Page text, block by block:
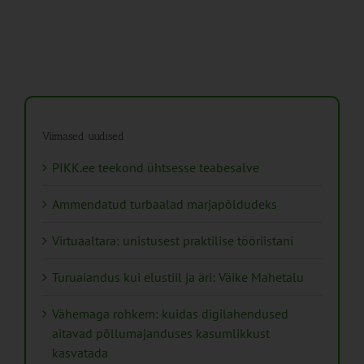
Viimased uudised
PIKK.ee teekond ühtsesse teabesalve
Ammendatud turbaalad marjapõldudeks
Virtuaaltara: unistusest praktilise tööriistani
Turuaiandus kui elustiil ja äri: Väike Mahetalu
Vähemaga rohkem: kuidas digilahendused
aitavad põllumajanduses kasumlikkust
kasvatada